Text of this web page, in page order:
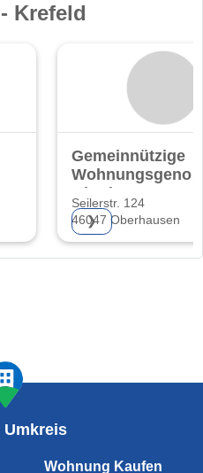
Krefeld
Gemeinnützige
Oberhausen eG.
Seilerstr. 124
46047 Oberhausen
❯
Umkreis
Wohnung Kaufen